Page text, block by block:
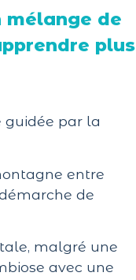
mélange de
plus
guidée par la
entre
de
malgré une
avec une